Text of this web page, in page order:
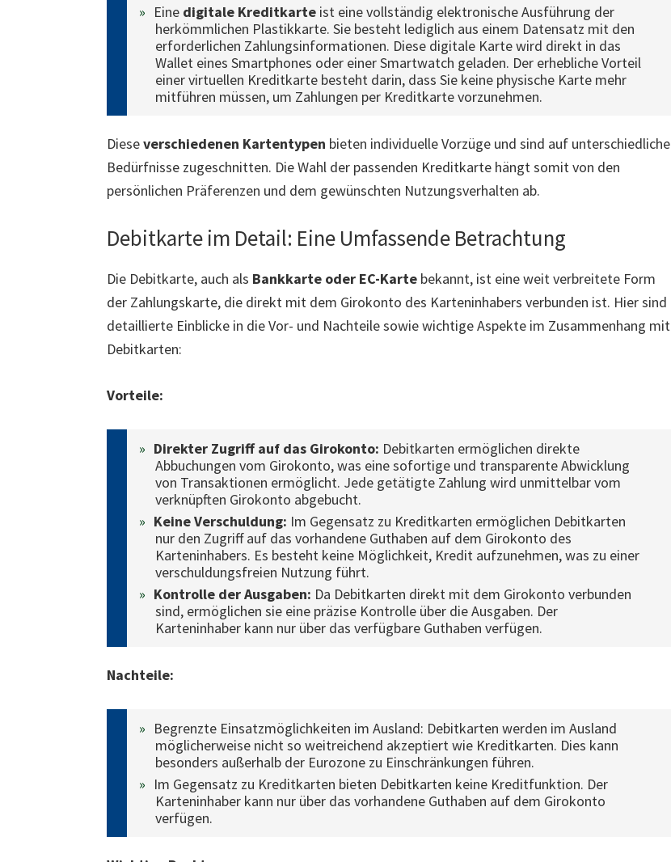
Eine digitale Kreditkarte ist eine vollständig elektronische Ausführung der
herkömmlichen Plastikkarte. Sie besteht lediglich aus einem Datensatz mit den
erforderlichen Zahlungsinformationen. Diese digitale Karte wird direkt in das
Wallet eines Smartphones oder einer Smartwatch geladen. Der erhebliche Vorteil
einer virtuellen Kreditkarte besteht darin, dass Sie keine physische Karte mehr
mitführen müssen, um Zahlungen per Kreditkarte vorzunehmen.
Dieseverschiedenen Kartentypen bieten individuelle Vorzüge und sind auf unterschiedliche
Bedürfnisse zugeschnitten. Die Wahl der passenden Kreditkarte hängt somit von den
persönlichen Präferenzen und dem gewünschten Nutzungsverhalten ab.
Debitkarte im Detail: Eine Umfassende Betrachtung
Die Debitkarte, auch als Bankkarte oder EC-Karte bekannt, ist eine weit verbreitete Form
der Zahlungskarte, die direkt mit dem Girokonto des Karteninhabers verbunden ist. Hier sind
detaillierte Einblicke in die Vor- und Nachteile sowie wichtige Aspekte im Zusammenhang mit
Debitkarten:
Vorteile:
Direkter Zugriff auf das Girokonto: Debitkarten ermöglichen direkte
Abbuchungen vom Girokonto, was eine sofortige und transparente Abwicklung
von Transaktionen ermöglicht. Jede getätigte Zahlung wird unmittelbar vom
verknüpften Girokonto abgebucht.
Keine Verschuldung: Im Gegensatz zu Kreditkarten ermöglichen Debitkarten
nur den Zugriff auf das vorhandene Guthaben auf dem Girokonto des
Karteninhabers. Es besteht keine Möglichkeit, Kredit aufzunehmen, was zu einer
verschuldungsfreien Nutzung führt.
Kontrolle der Ausgaben: Da Debitkarten direkt mit dem Girokonto verbunden
sind, ermöglichen sie eine präzise Kontrolle über die Ausgaben. Der
Karteninhaber kann nur über das verfügbare Guthaben verfügen.
Nachteile:
Begrenzte Einsatzmöglichkeiten im Ausland: Debitkarten werden im Ausland
möglicherweise nicht so weitreichend akzeptiert wie Kreditkarten. Dies kann
besonders außerhalb der Eurozone zu Einschränkungen führen.
Im Gegensatz zu Kreditkarten bieten Debitkarten keine Kreditfunktion. Der
Karteninhaber kann nur über das vorhandene Guthaben auf dem Girokonto
verfügen.